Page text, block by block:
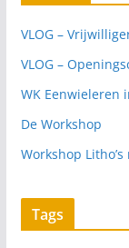
VLOG –
VLOG –
WK Eenwieleren
De Workshop
Workshop Litho’s
Tags